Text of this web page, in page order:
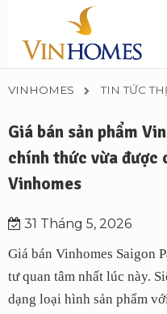
VINHOMES TIN TỨC
Giá bán sản phẩm
chính thức vừa được
Vinhomes
31 Tháng 5, 2026
Giá bán Vinhomes Saigon
tư quan tâm nhất lúc này.
dạng loại hình sản phẩm